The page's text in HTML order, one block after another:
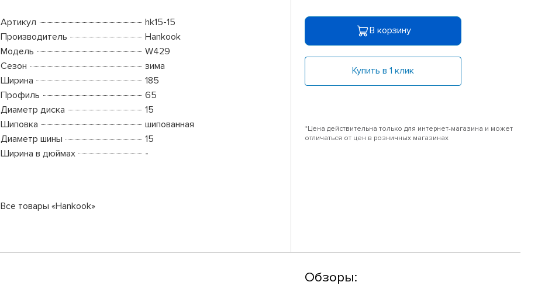
Артикул
hk15-15
Производитель
Hankook
Модель
W429
Сезон
зима
Ширина
185
Профиль
65
Диаметр диска
15
Шиповка
шипованная
Диаметр шины
15
Ширина в дюймах
-
Все товары «Hankook»
В корзину
Купить в 1 клик
*Цена действительна только для интернет-магазина и может
отличаться от цен в розничных магазинах
Обзоры: